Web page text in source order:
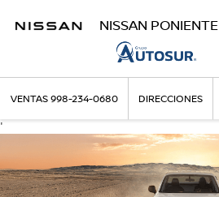
NISSAN PONIENTE
VENTAS998-234-0680 DIRECCIONES
'